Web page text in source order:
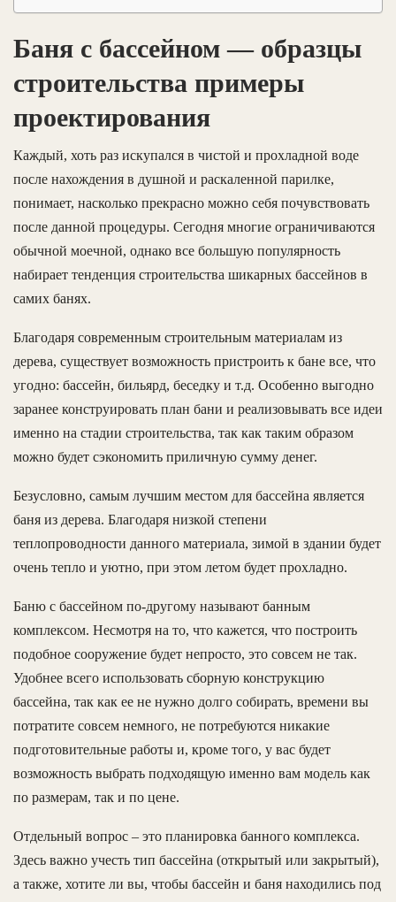
Баня с бассейном — образцы
строительства примеры
проектирования
Каждый, хоть раз искупался в чистой и прохладной воде
после нахождения в душной и раскаленной парилке,
понимает, насколько прекрасно можно себя почувствовать
после данной процедуры. Сегодня многие ограничиваются
обычной моечной, однако все большую популярность
набирает тенденция строительства шикарных бассейнов в
самих банях.
Благодаря современным строительным материалам из
дерева, существует возможность пристроить к бане все, что
угодно: бассейн, бильярд, беседку и т.д. Особенно выгодно
заранее конструировать план бани и реализовывать все идеи
именно на стадии строительства, так как таким образом
можно будет сэкономить приличную сумму денег.
Безусловно, самым лучшим местом для бассейна является
баня из дерева. Благодаря низкой степени
теплопроводности данного материала, зимой в здании будет
очень тепло и уютно, при этом летом будет прохладно.
Баню с бассейном по-другому называют банным
комплексом. Несмотря на то, что кажется, что построить
подобное сооружение будет непросто, это совсем не так.
Удобнее всего использовать сборную конструкцию
бассейна, так как ее не нужно долго собирать, времени вы
потратите совсем немного, не потребуются никакие
подготовительные работы и, кроме того, у вас будет
возможность выбрать подходящую именно вам модель как
по размерам, так и по цене.
Отдельный вопрос – это планировка банного комплекса.
Здесь важно учесть тип бассейна (открытый или закрытый),
а также, хотите ли вы, чтобы бассейн и баня находились под